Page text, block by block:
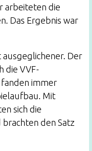
arbeiteten die
Das Ergebnis war
Der
die VVF-
immer
Mit
sich die
den Satz